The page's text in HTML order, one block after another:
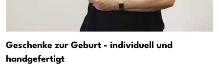
Geschenke zur Geburt - individuell und
handgefertigt